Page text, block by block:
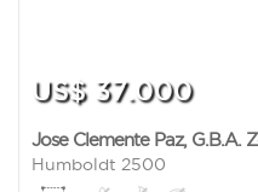
US$ 37.000
Jose Clemente Paz, G.B.A.
Humboldt 2500